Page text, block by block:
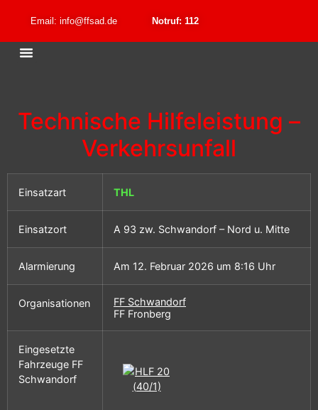
Email: info@ffsad.de Notruf: 112
Technische Hilfeleistung –
Verkehrsunfall
Einsatzart THL
Einsatzort A 93 zw. Schwandorf – Nord u. Mitte
Alarmierung Am 12. Februar 2026 um 8:16 Uhr
Organisationen
FF Schwandorf
FF Fronberg
Eingesetzte
Fahrzeuge FF
Schwandorf